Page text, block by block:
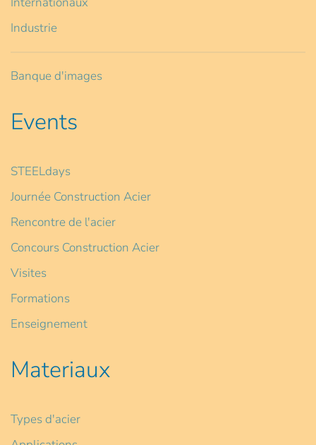
Industrie
Banque d'images
Events
STEELdays
Journée Construction Acier
Rencontre de l'acier
Concours Construction Acier
Visites
Formations
Enseignement
Materiaux
Types d'acier